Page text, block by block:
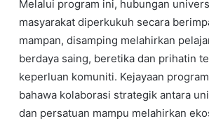
Melalui program ini, hubungan
masyarakat diperkukuh secara
mampan, disamping melahirkan
berdaya saing, beretika dan prihatin
keperluan komuniti. Kejayaan
bahawa kolaborasi strategik antara
dan persatuan mampu melahirkan